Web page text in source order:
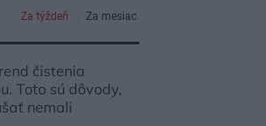
Za týždeň Za mesiac
čistenia
Toto sú dôvody,
nemali